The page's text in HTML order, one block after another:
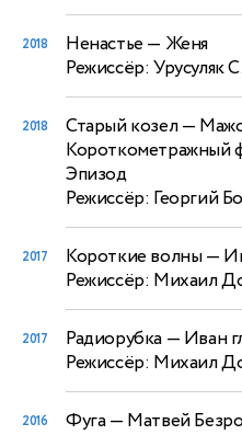
2018 Ненастье— Женя
Режиссёр: Урусуляк С.
2018 Старый козел—
Короткометражный
Эпизод
Режиссёр: Георгий
2017 Короткие волны—
Режиссёр: Михаил
2017 Радиорубка — Иван
Режиссёр: Михаил
2016 Фуга— Матвей